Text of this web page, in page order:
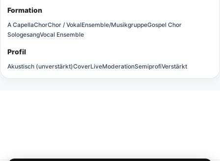
Formation
A CapellaChorChor / VokalEnsemble/MusikgruppeGospel Chor
SologesangVocal Ensemble
Profil
Akustisch (unverstärkt)CoverLiveModerationSemiprofiVerstärkt